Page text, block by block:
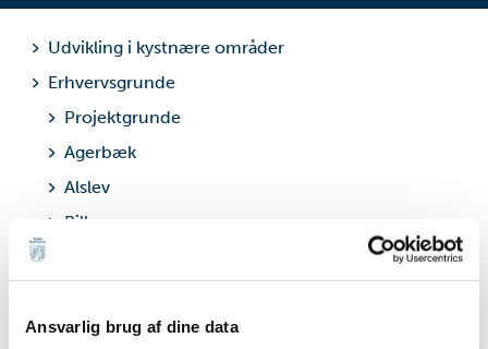
Ansvarlig brug af dine data
Udvikling i kystnære områder
Erhvervsgrunde
Projektgrunde
Agerbæk
Alslev
Billum
Lunde